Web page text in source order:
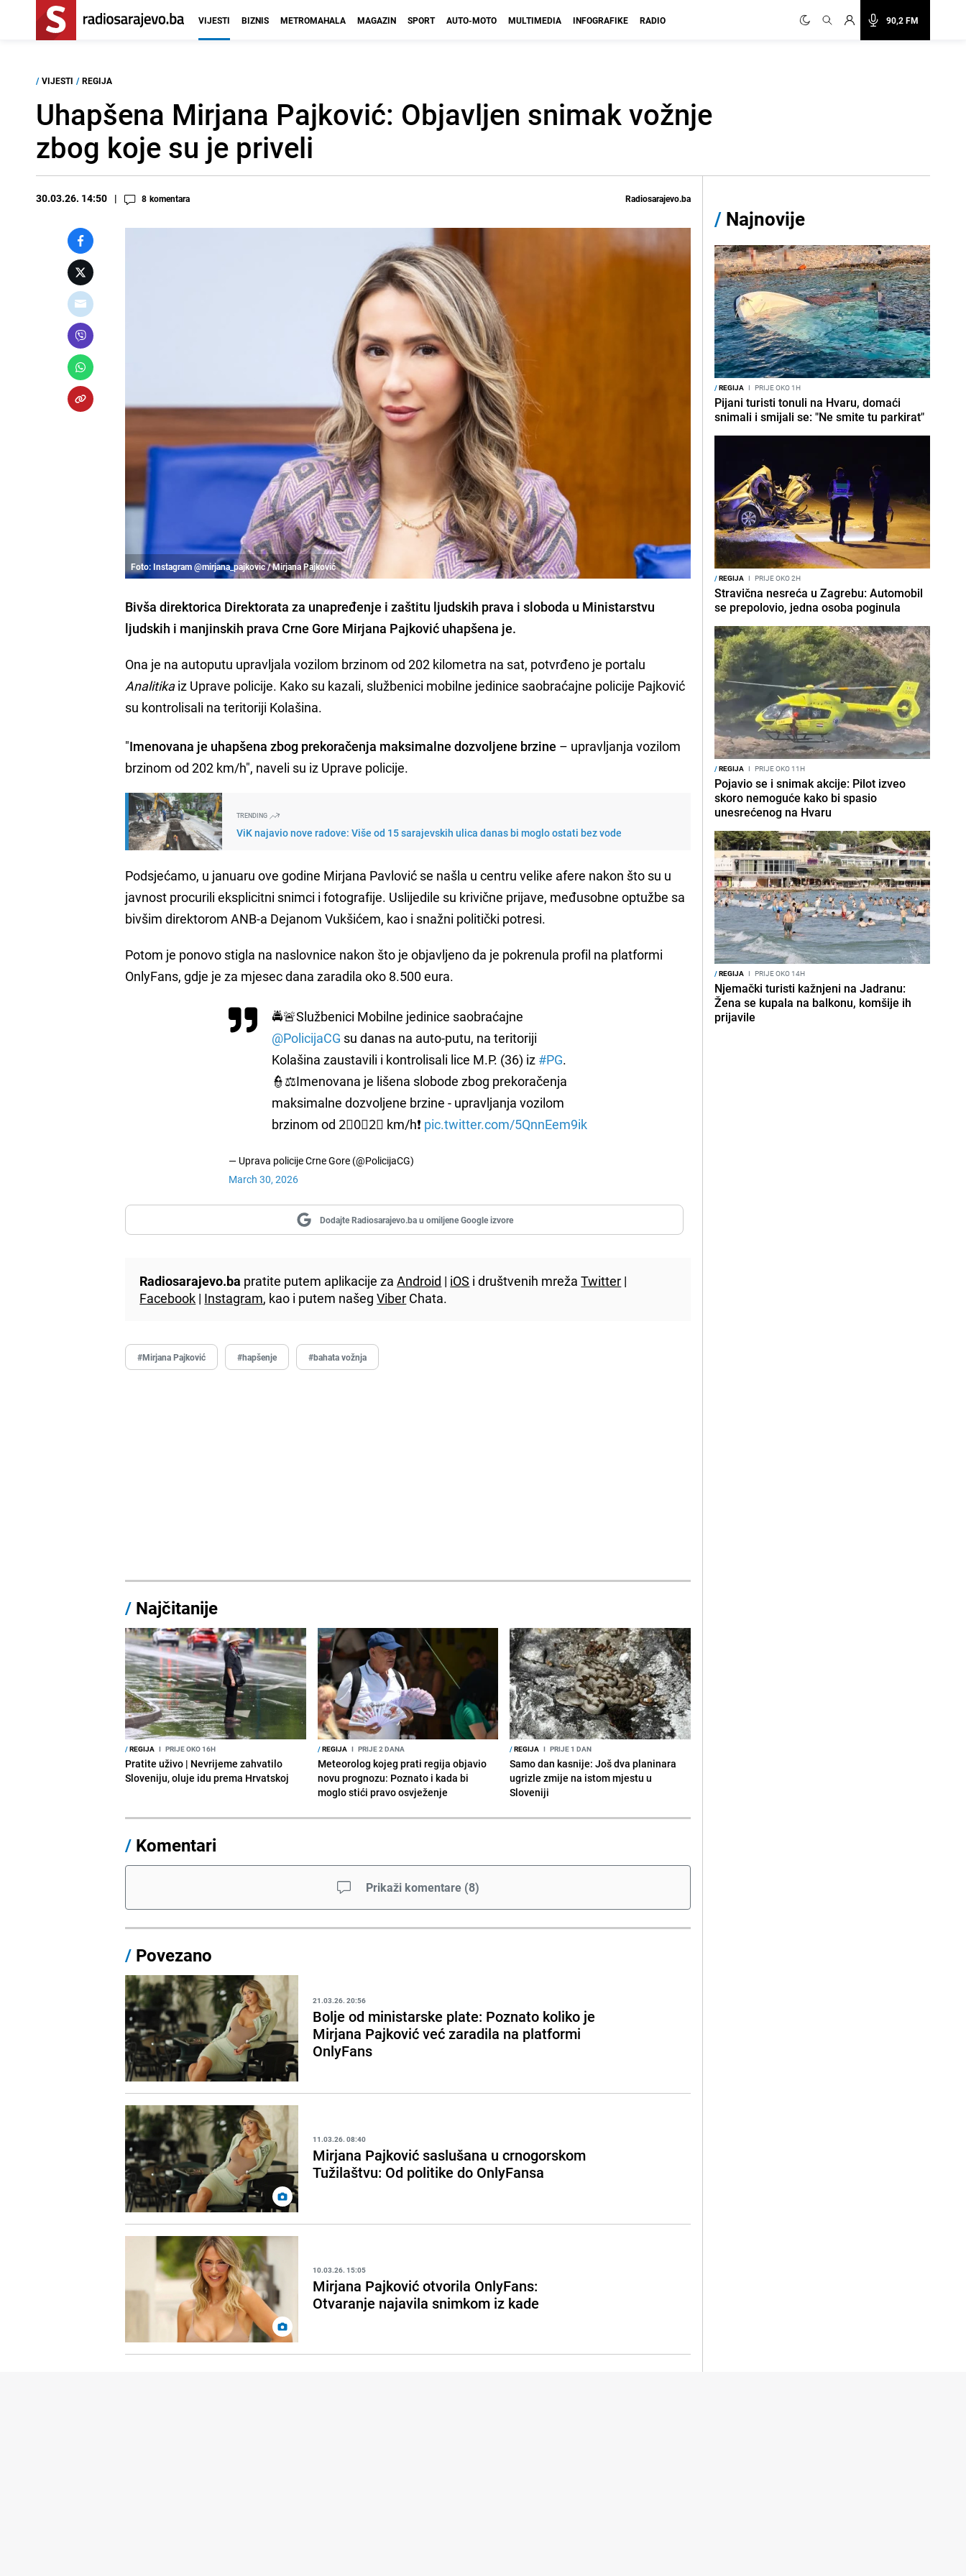
90,2 FM
VIJESTI BIZNIS METROMAHALA MAGAZIN SPORT AUTO-MOTO MULTIMEDIA INFOGRAFIKE RADIO
/ VIJESTI / REGIJA
Uhapšena Mirjana Pajković: Objavljen snimak vožnje
zbog koje su je priveli
30.03.26. 14:50 8 komentara Radiosarajevo.ba
Foto: Instagram @mirjana_pajkovic / Mirjana Pajković
Bivša direktorica Direktorata za unapređenje i zaštitu ljudskih prava i sloboda u Ministarstvu
ljudskih i manjinskih prava Crne Gore Mirjana Pajković uhapšena je.
Ona je na autoputu upravljala vozilom brzinom od 202 kilometra na sat, potvrđeno je portalu
Analitikaiz Uprave policije. Kako su kazali, službenici mobilne jedinice saobraćajne policije Pajković
su kontrolisali na teritoriji Kolašina.
"Imenovana je uhapšena zbog prekoračenja maksimalne dozvoljene brzine – upravljanja vozilom
brzinom od 202 km/h", naveli su iz Uprave policije.
TRENDING
ViK najavio nove radove: Više od 15 sarajevskih ulica danas bi moglo ostati bez vode
Podsjećamo, u januaru ove godine Mirjana Pavlović se našla u centru velike afere nakon što su u
javnost procurili eksplicitni snimci i fotografije. Uslijedile su krivične prijave, međusobne optužbe sa
bivšim direktorom ANB-a Dejanom Vukšićem, kao i snažni politički potresi.
Potom je ponovo stigla na naslovnice nakon što je objavljeno da je pokrenula profil na platformi
OnlyFans, gdje je za mjesec dana zaradila oko 8.500 eura.
🚔🚨Službenici Mobilne jedinice saobraćajne
@PolicijaCG su danas na auto-putu, na teritoriji
Kolašina zaustavili i kontrolisali lice M.P. (36) iz #PG.
👮⚖️Imenovana je lišena slobode zbog prekoračenja
maksimalne dozvoljene brzine - upravljanja vozilom
brzinom od 2⃣0⃣2⃣ km/h❗️ pic.twitter.com/5QnnEem9ik
— Uprava policije Crne Gore (@PolicijaCG)
March 30, 2026
Dodajte Radiosarajevo.ba u omiljene Google izvore
Radiosarajevo.ba pratite putem aplikacije zaAndroid | iOS i društvenih mrežaTwitter |
Facebook | Instagram, kao i putem našegViber Chata.
#Mirjana Pajković #hapšenje #bahata vožnja
/ Najčitanije
/REGIJA I PRIJE OKO 16H
Pratite uživo | Nevrijeme zahvatilo
Sloveniju, oluje idu prema Hrvatskoj
/REGIJA I PRIJE 2 DANA
Meteorolog kojeg prati regija objavio
novu prognozu: Poznato i kada bi
moglo stići pravo osvježenje
/REGIJA I PRIJE 1 DAN
Samo dan kasnije: Još dva planinara
ugrizle zmije na istom mjestu u
Sloveniji
/ Komentari
Prikaži komentare (8)
/ Povezano
21.03.26. 20:56
Bolje od ministarske plate: Poznato koliko je
Mirjana Pajković već zaradila na platformi
OnlyFans
11.03.26. 08:40
Mirjana Pajković saslušana u crnogorskom
Tužilaštvu: Od politike do OnlyFansa
10.03.26. 15:05
Mirjana Pajković otvorila OnlyFans:
Otvaranje najavila snimkom iz kade
/ Najnovije
/REGIJA I PRIJE OKO 1H
Pijani turisti tonuli na Hvaru, domaći
snimali i smijali se: "Ne smite tu parkirat"
/REGIJA I PRIJE OKO 2H
Stravična nesreća u Zagrebu: Automobil
se prepolovio, jedna osoba poginula
/REGIJA I PRIJE OKO 11H
Pojavio se i snimak akcije: Pilot izveo
skoro nemoguće kako bi spasio
unesrećenog na Hvaru
/REGIJA I PRIJE OKO 14H
Njemački turisti kažnjeni na Jadranu:
Žena se kupala na balkonu, komšije ih
prijavile